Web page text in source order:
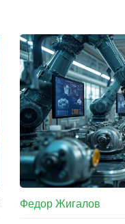
Федор Жигалов